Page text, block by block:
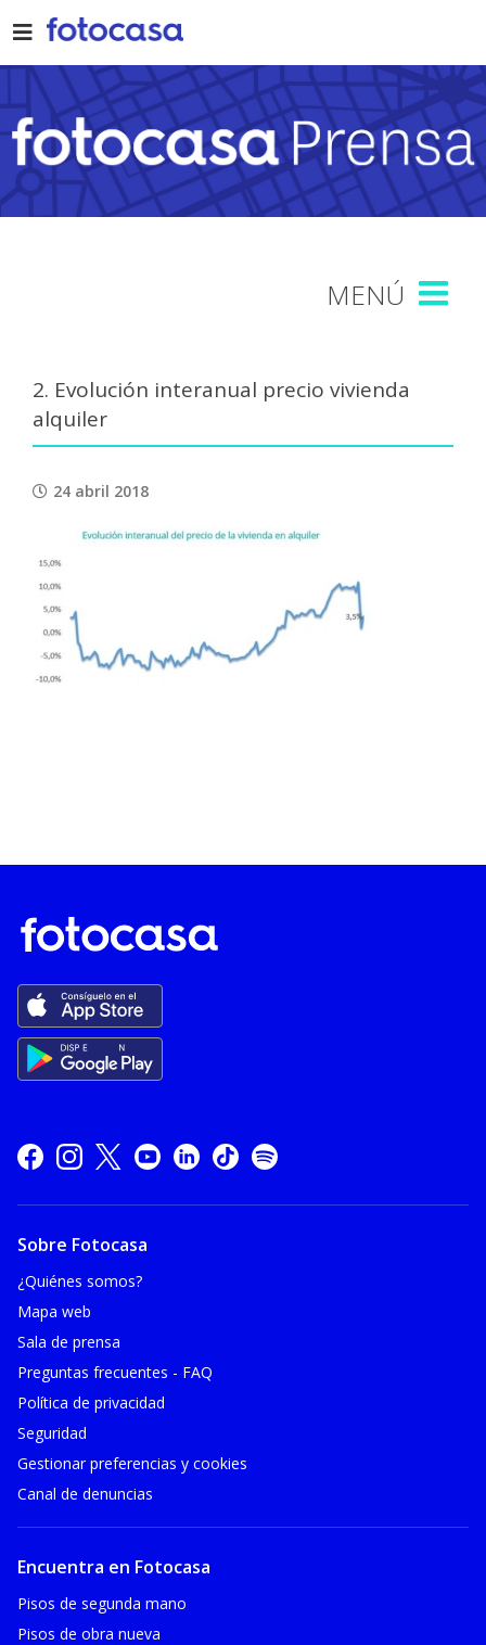
to
content
2. Evolución interanual precio vivienda
alquiler
24 abril 2018
Sobre Fotocasa
¿Quiénes somos?
Mapa web
Sala de prensa
Preguntas frecuentes - FAQ
Política de privacidad
Seguridad
Gestionar preferencias y cookies
Canal de denuncias
Encuentra en Fotocasa
Pisos de segunda mano
Pisos de obra nueva